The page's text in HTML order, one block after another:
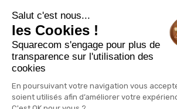
communication à
Mentions légales Politique de
Salut c'est nous...
les Cookies !
Squarecom s'engage pour plus de
transparence sur l'utilisation des
cookies
En poursuivant votre navigation vous
soient utilisés afin d’améliorer votre